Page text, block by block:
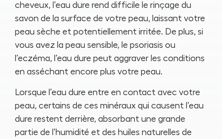
cheveux, l’eau dure rend difficile le rinçage du
savon de la surface de votre peau, laissant votre
peau sèche et potentiellement irritée. De plus, si
vous avez la peau sensible, le psoriasis ou
l’eczéma, l’eau dure peut aggraver les conditions
en asséchant encore plus votre peau.
Lorsque l’eau dure entre en contact avec votre
peau, certains de ces minéraux qui causent l’eau
dure restent derrière, absorbant une grande
partie de l’humidité et des huiles naturelles de